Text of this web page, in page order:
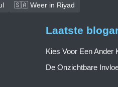
🇸🇦 Weer in Riyad
Laatste
Kies Voor Een Ander
De Onzichtbare